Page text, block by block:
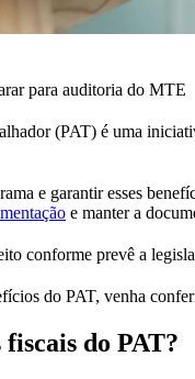
para auditoria do MTE
(PAT) é uma
e garantir esses
e manter a
conforme prevê a
do PAT, venha
fiscais do PAT?